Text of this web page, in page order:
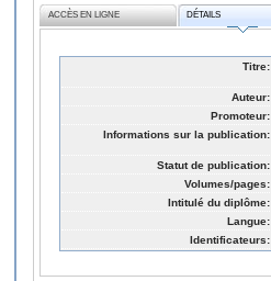
ACCÈS EN LIGNE DÉTAILS
Titre:
Auteur:
Promoteur:
Informations sur la publication:
Statut de publication:
Volumes/pages:
Intitulé du diplôme:
Langue:
Identificateurs: